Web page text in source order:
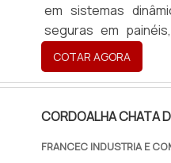
em sistemas
seguras em
Produzidas sob
necessidades com
(cobre nu ou
Desenho/croqui com
Quantidade e
COTAR AGORA
CORDOALHA CHATA
FRANCEC INDUSTRIA E